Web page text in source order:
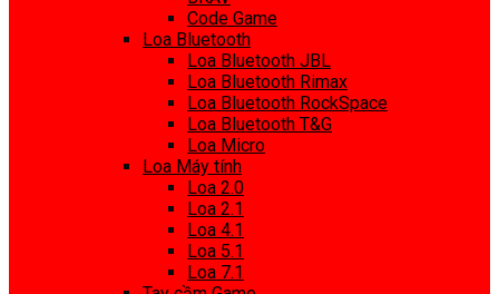
Code Game
Loa Bluetooth
Loa Bluetooth JBL
Loa Bluetooth Rimax
Loa Bluetooth RockSpace
Loa Bluetooth T&G
Loa Micro
Loa Máy tính
Loa 2.0
Loa 2.1
Loa 4.1
Loa 5.1
Loa 7.1